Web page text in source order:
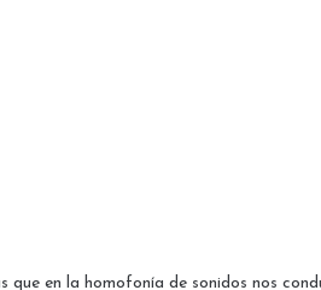
que en la homofonía de sonidos nos